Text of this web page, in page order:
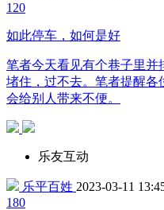
120
如此停车，如何是好
笔者今天看见有个巷子里并
堵住，过不去。笔者提醒各
会给别人带来不便。
乐友互动
乐平百姓 2023-03-11
180